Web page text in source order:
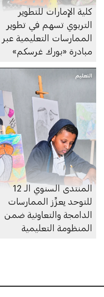
كلية الإمارات للتطوير
التربوي تسهم في تطوير
الممارسات التعليمية عبر
مبادرة «بورك غرسكم»
التعليم
المنتدى السنوي الـ 12
للتوحد يعزِّز الممارسات
الدامجة والتعاونية ضمن
المنظومة التعليمية